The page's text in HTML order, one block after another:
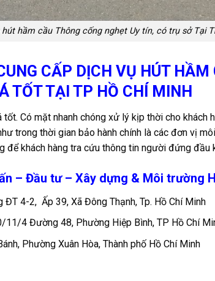
hút hầm cầu Thông cống nghẹt Uy tín, có trụ sở Tại
CẤP DỊCH VỤ HÚT HẦM
TỐT TẠI TP HỒ CHÍ MINH
Có mặt nhanh chóng xử lý kịp thời cho khách
trong thời gian bảo hành chính là các đơn vị
để khách hàng tra cứu thông tin người đứng đầu
– Đầu tư – Xây dựng & Môi trường
4-2, Ấp 39, Xã Đông Thạnh, Tp. Hồ Chí Minh
11/4 Đường 48, Phường Hiệp Bình, TP Hồ Chí
Phường Xuân Hòa, Thành phố Hồ Chí Minh